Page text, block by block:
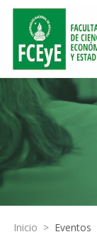
Inicio > Eventos